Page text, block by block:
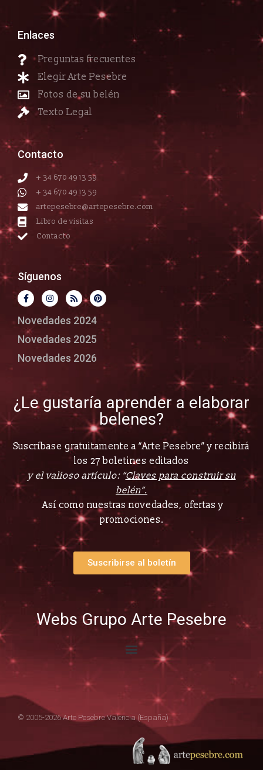
Enlaces
Preguntas frecuentes
Elegir Arte Pesebre
Fotos de su belén
Texto Legal
Contacto
+ 34 670 49 13 59
+ 34 670 49 13 59
artepesebre@artepesebre.com
Libro de visitas
Contacto
Síguenos
Novedades 2024
Novedades 2025
Novedades 2026
¿Le gustaría aprender a elaborar
belenes?
Suscríbase gratuitamente a “Arte Pesebre” y recibirá
los 27 boletines editados
y el valioso artículo: “Claves para construir su
belén”.
Así como nuestras novedades, ofertas y
promociones.
Suscribirse al boletín
Webs Grupo Arte Pesebre
© 2005-2026 Arte Pesebre Valencia (España)